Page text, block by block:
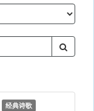
经典诗歌